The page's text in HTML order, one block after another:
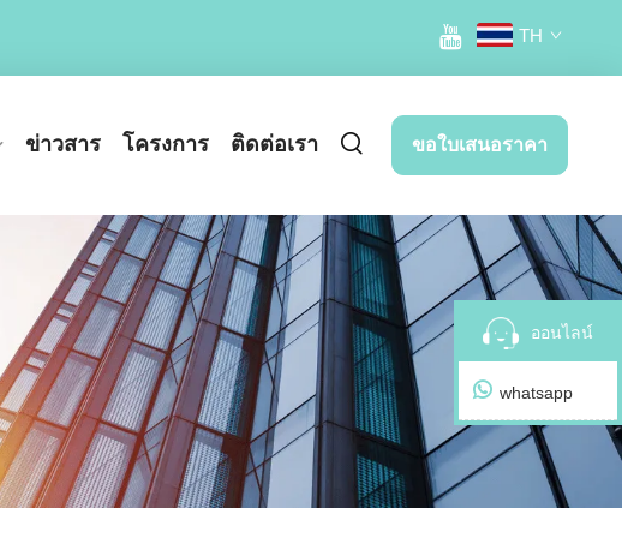
TH
ข่าวสาร โครงการ ติดต่อเรา ขอใบเสนอราคา
ออนไลน์
whatsapp